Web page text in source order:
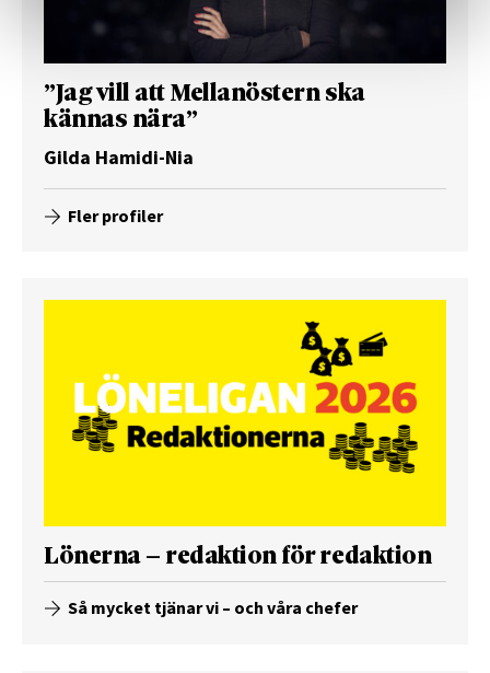
”Jag vill att Mellanöstern ska
kännas nära”
Gilda Hamidi-Nia
Fler profiler
Lönerna – redaktion för redaktion
Så mycket tjänar vi – och våra chefer